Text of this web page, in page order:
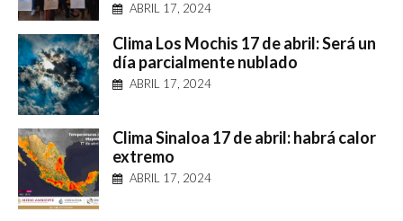
ABRIL 17, 2024
Clima Los Mochis 17 de abril: Será un
día parcialmente nublado
ABRIL 17, 2024
Clima Sinaloa 17 de abril: habrá calor
extremo
ABRIL 17, 2024